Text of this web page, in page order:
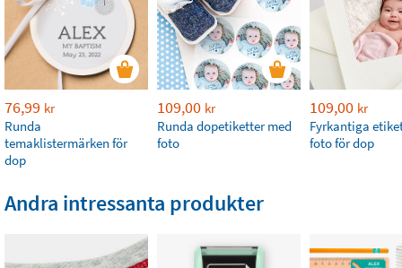
76,99 kr
Runda
temaklistermärken för
dop
109,00 kr
Runda dopetiketter med
foto
109,00 kr
Fyrkantiga
foto för dop
Andra intressanta produkter